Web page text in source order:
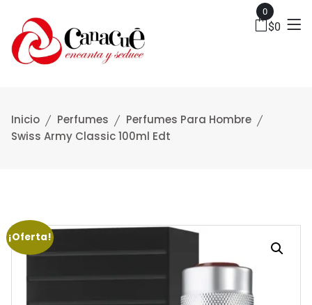
0
$0
Inicio Perfumes
Perfumes Para Hombre
Swiss Army Classic 100ml Edt
¡Oferta!